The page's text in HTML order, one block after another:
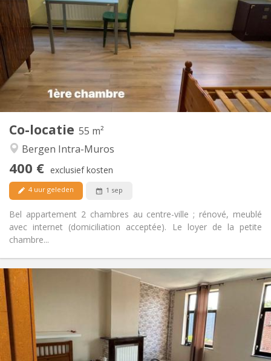
Co-locatie 55 m²
Bergen Intra-Muros
400 € exclusief kosten
4 uur geleden 1 sep
Bel appartement 2 chambres au centre-ville ; rénové, meublé
avec internet (domiciliation acceptée). Le loyer de la petite
chambre...
Kosten:
12 maanden, 5-6 maanden
Domiciliëring:
Toegelaten
Inrichting
Badkamer:
Privaat
Keuken:
Privé (aparte kamer)
Oppervlakte:
55 m
Private kamers:
Praktische Informatie
Huur:
400 €
Kosten:
50 €
Duur:
12 maanden
Domiciliëring:
Nee
Inrichting